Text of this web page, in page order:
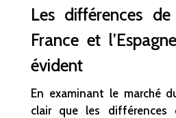
Les différences
France et
évident
En examinant le marché
clair que les